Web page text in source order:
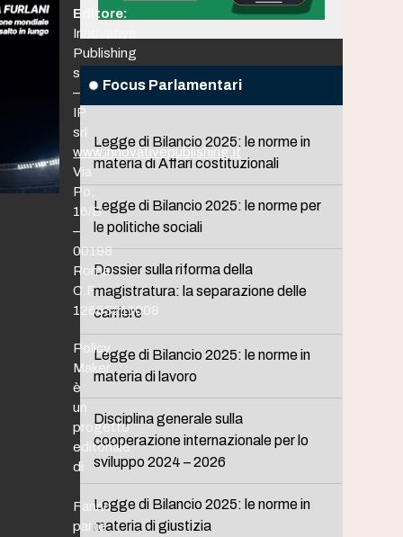
Focus Parlamentari
Legge di Bilancio 2025: le norme in
materia di Affari costituzionali
Legge di Bilancio 2025: le norme per
le politiche sociali
Dossier sulla riforma della
magistratura: la separazione delle
carriere
Legge di Bilancio 2025: le norme in
materia di lavoro
Disciplina generale sulla
cooperazione internazionale per lo
sviluppo 2024 – 2026
Legge di Bilancio 2025: le norme in
materia di giustizia
Editore:
Innovative
Publishing
srl
–
IP
srl
www.innovativepublishing.it
Via
Po,
16/B
–
00198
Roma
C.F.
12653211008
Policy
Maker
è
un
progetto
editoriale
di
Fanno
parte